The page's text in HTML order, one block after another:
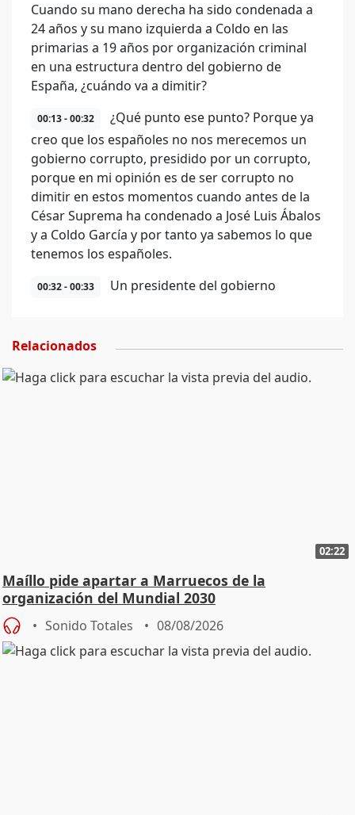
Cuando su mano derecha ha sido condenada a
24 años y su mano izquierda a Coldo en las
primarias a 19 años por organización criminal
en una estructura dentro del gobierno de
España, ¿cuándo va a dimitir?
00:13 - 00:32
¿Qué punto ese punto? Porque ya
creo que los españoles no nos merecemos un
gobierno corrupto, presidido por un corrupto,
porque en mi opinión es de ser corrupto no
dimitir en estos momentos cuando antes de la
César Suprema ha condenado a José Luis Ábalos
y a Coldo García y por tanto ya sabemos lo que
tenemos los españoles.
00:32 - 00:33 Un presidente del gobierno
Relacionados
02:22
Maíllo pide apartar a Marruecos de la
organización del Mundial 2030
Sonido Totales 08/08/2026